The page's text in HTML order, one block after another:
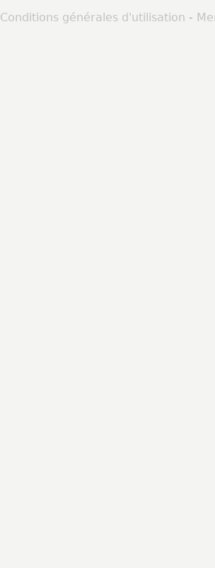
Conditions générales d'utilisation -